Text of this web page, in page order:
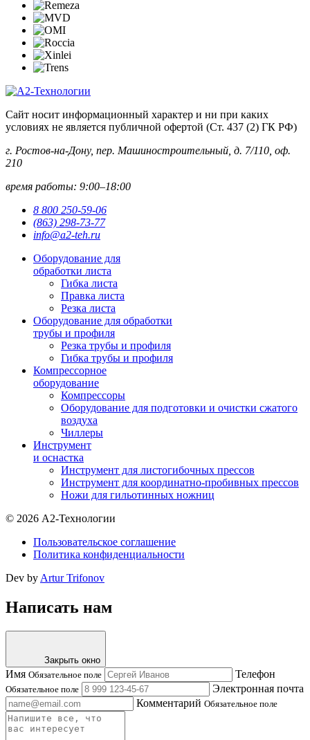
Сайт носит информационный характер и ни при каких
условиях не является публичной офертой (Ст. 437 (2) ГК РФ)
г. Ростов-на-Дону, пер. Машиностроительный, д. 7/110, оф.
210
время работы: 9:00–18:00
8 800 250-59-06
(863) 298-73-77
info@a2-teh.ru
Оборудование для
обработки листа
Гибка листа
Правка листа
Резка листа
Оборудование для обработки
трубы и профиля
Резка трубы и профиля
Гибка трубы и профиля
Компрессорное
оборудование
Компрессоры
Оборудование для подготовки и очистки сжатого
воздуха
Чиллеры
Инструмент
и оснастка
Инструмент для листогибочных прессов
Инструмент для координатно-пробивных прессов
Ножи для гильотинных ножниц
© 2026 А2-Технологии
Пользовательское соглашение
Политика конфиденциальности
Dev byArtur Trifonov
Написать нам
Закрыть окно
Имя Обязательное поле Телефон
Обязательное поле
Электронная почта
Комментарий Обязательное поле